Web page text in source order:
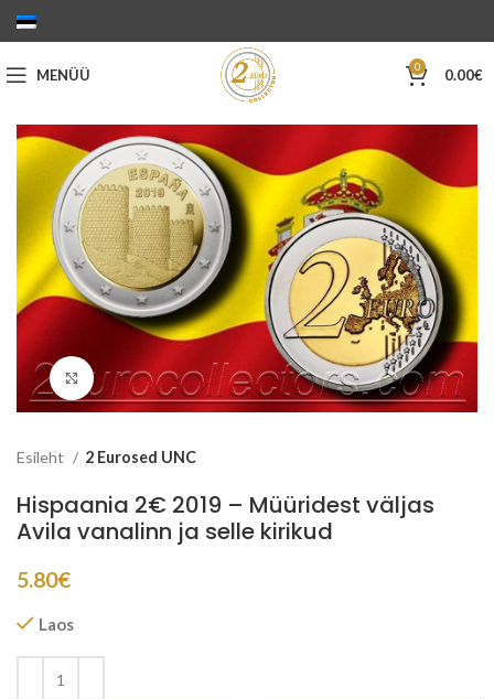
MENÜÜ 0 0.00€
Suurenda
Esileht 2 Eurosed UNC
Hispaania 2€ 2019 – Müüridest väljas
Avila vanalinn ja selle kirikud
5.80€
Laos